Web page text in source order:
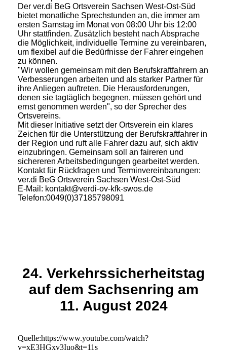
Der ver.di BeG Ortsverein Sachsen West-Ost-Süd
bietet monatliche Sprechstunden an, die immer am
ersten Samstag im Monat von 08:00 Uhr bis 12:00
Uhr stattfinden. Zusätzlich besteht nach Absprache
die Möglichkeit, individuelle Termine zu vereinbaren,
um flexibel auf die Bedürfnisse der Fahrer eingehen
zu können.
"Wir wollen gemeinsam mit den Berufskraftfahrern an
Verbesserungen arbeiten und als starker Partner für
ihre Anliegen auftreten. Die Herausforderungen,
denen sie tagtäglich begegnen, müssen gehört und
ernst genommen werden", so der Sprecher des
Ortsvereins.
Mit dieser Initiative setzt der Ortsverein ein klares
Zeichen für die Unterstützung der Berufskraftfahrer in
der Region und ruft alle Fahrer dazu auf, sich aktiv
einzubringen. Gemeinsam soll an faireren und
sichereren Arbeitsbedingungen gearbeitet werden.
Kontakt für Rückfragen und Terminvereinbarungen:
ver.di BeG Ortsverein Sachsen West-Ost-Süd
E-Mail: kontakt@verdi-ov-kfk-swos.de
Telefon:0049(0)37185798091
24. Verkehrssicherheitstag
auf dem Sachsenring am
11. August 2024
Quelle:https://www.youtube.com/watch?
v=xE3HGxv3Iuo&t=11s